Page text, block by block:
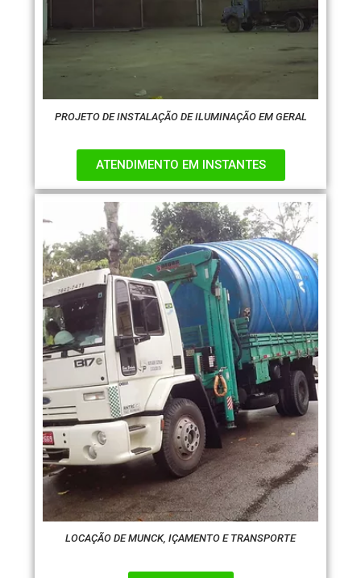
PROJETO DE INSTALAÇÃO DE ILUMINAÇÃO EM GERAL
ATENDIMENTO EM INSTANTES
LOCAÇÃO DE MUNCK, IÇAMENTO E TRANSPORTE